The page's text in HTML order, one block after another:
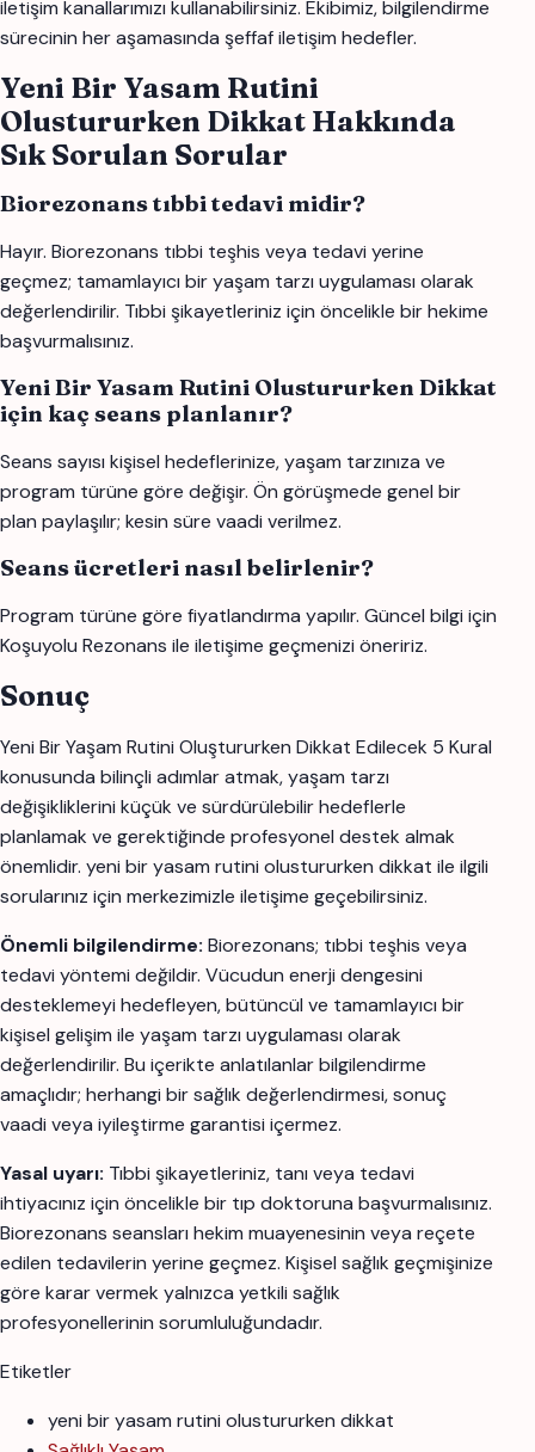
iletişim kanallarımızı kullanabilirsiniz. Ekibimiz, bilgilendirme
sürecinin her aşamasında şeffaf iletişim hedefler.
Yeni Bir Yasam Rutini
Olustururken Dikkat Hakkında
Sık Sorulan Sorular
Biorezonans tıbbi tedavi midir?
Hayır. Biorezonans tıbbi teşhis veya tedavi yerine
geçmez; tamamlayıcı bir yaşam tarzı uygulaması olarak
değerlendirilir. Tıbbi şikayetleriniz için öncelikle bir hekime
başvurmalısınız.
Yeni Bir Yasam Rutini Olustururken Dikkat
için kaç seans planlanır?
Seans sayısı kişisel hedeflerinize, yaşam tarzınıza ve
program türüne göre değişir. Ön görüşmede genel bir
plan paylaşılır; kesin süre vaadi verilmez.
Seans ücretleri nasıl belirlenir?
Program türüne göre fiyatlandırma yapılır. Güncel bilgi için
Koşuyolu Rezonans ile iletişime geçmenizi öneririz.
Sonuç
Yeni Bir Yaşam Rutini Oluştururken Dikkat Edilecek 5 Kural
konusunda bilinçli adımlar atmak, yaşam tarzı
değişikliklerini küçük ve sürdürülebilir hedeflerle
planlamak ve gerektiğinde profesyonel destek almak
önemlidir. yeni bir yasam rutini olustururken dikkat ile ilgili
sorularınız için merkezimizle iletişime geçebilirsiniz.
Önemli bilgilendirme: Biorezonans; tıbbi teşhis veya
tedavi yöntemi değildir. Vücudun enerji dengesini
desteklemeyi hedefleyen, bütüncül ve tamamlayıcı bir
kişisel gelişim ile yaşam tarzı uygulaması olarak
değerlendirilir. Bu içerikte anlatılanlar bilgilendirme
amaçlıdır; herhangi bir sağlık değerlendirmesi, sonuç
vaadi veya iyileştirme garantisi içermez.
Yasal uyarı: Tıbbi şikayetleriniz, tanı veya tedavi
ihtiyacınız için öncelikle bir tıp doktoruna başvurmalısınız.
Biorezonans seansları hekim muayenesinin veya reçete
edilen tedavilerin yerine geçmez. Kişisel sağlık geçmişinize
göre karar vermek yalnızca yetkili sağlık
profesyonellerinin sorumluluğundadır.
Etiketler
yeni bir yasam rutini olustururken dikkat